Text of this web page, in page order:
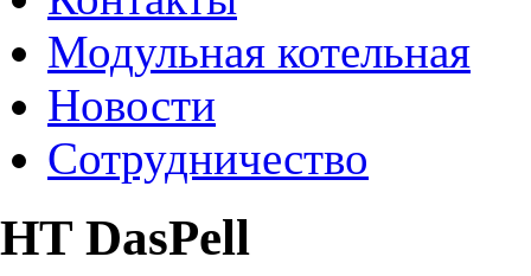
Модульная котельная
Новости
Сотрудничество
HT DasPell